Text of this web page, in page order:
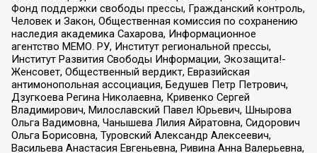
Фонд поддержки свободы прессы, Гражданский контроль,
Человек и Закон, Общественная комиссия по сохранению
наследия академика Сахарова, Информационное
агентство МЕМО. РУ, Институт региональной прессы,
Институт Развития Свободы Информации, Экозащита!-
Женсовет, Общественный вердикт, Евразийская
антимонопольная ассоциация, Бедушев Петр Петрович,
Дзугкоева Регина Николаевна, Кривенко Сергей
Владимирович, Милославский Павел Юрьевич, Шнырова
Ольга Вадимовна, Чанышева Лилия Айратовна, Сидорович
Ольга Борисовна, Туровский Александр Алексеевич,
Васильева Анастасия Евгеньевна, Ривина Анна Валерьевна,